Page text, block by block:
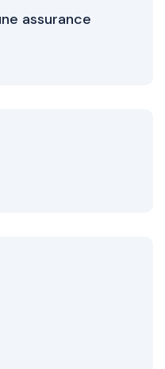
assurance